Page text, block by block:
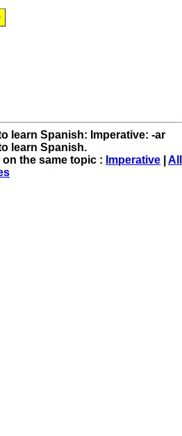
learn Spanish: Imperative: -ar
learn Spanish.
the same topic : Imperative
All